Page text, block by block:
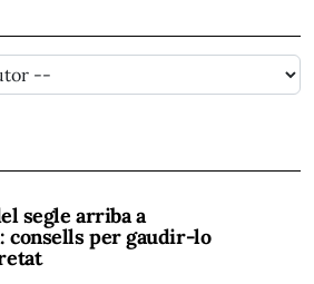
segle arriba a
consells per gaudir-lo